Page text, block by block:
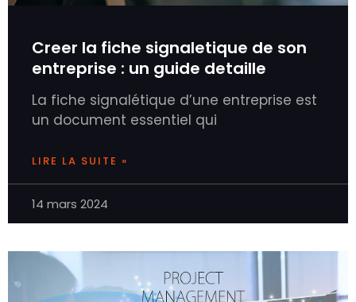
Creer la fiche signaletique de son
entreprise : un guide detaille
La fiche signalétique d’une entreprise est
un document essentiel qui
LIRE LA SUITE »
14 mars 2024